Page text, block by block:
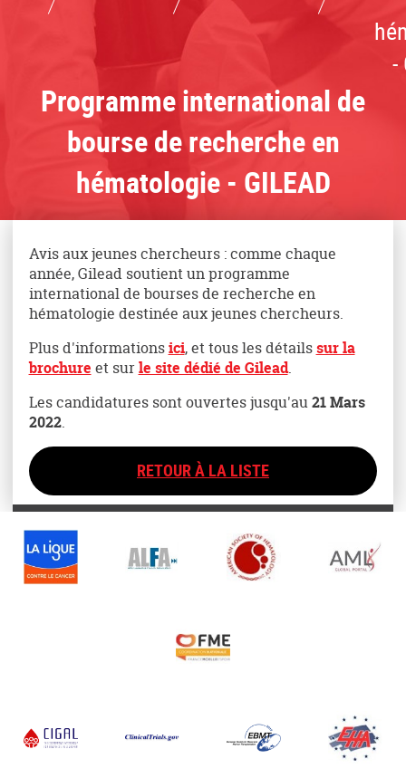
-
Programme international de
bourse de recherche en
hématologie - GILEAD
Avis aux jeunes chercheurs : comme chaque
année, Gilead soutient un programme
international de bourses de recherche en
hématologie destinée aux jeunes chercheurs.
Plus d'informationsici, et tous les détailssur la
brochure et surle site dédié de Gilead.
Les candidatures sont ouvertes jusqu'au21 Mars
2022.
RETOUR À LA LISTE